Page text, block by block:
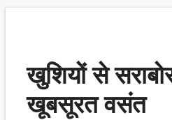
खुशियों से
खूबसूरत वसंत